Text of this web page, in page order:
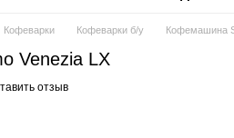
Кофеварки Кофеварки б/у Кофемашина
Venezia LX
отзыв